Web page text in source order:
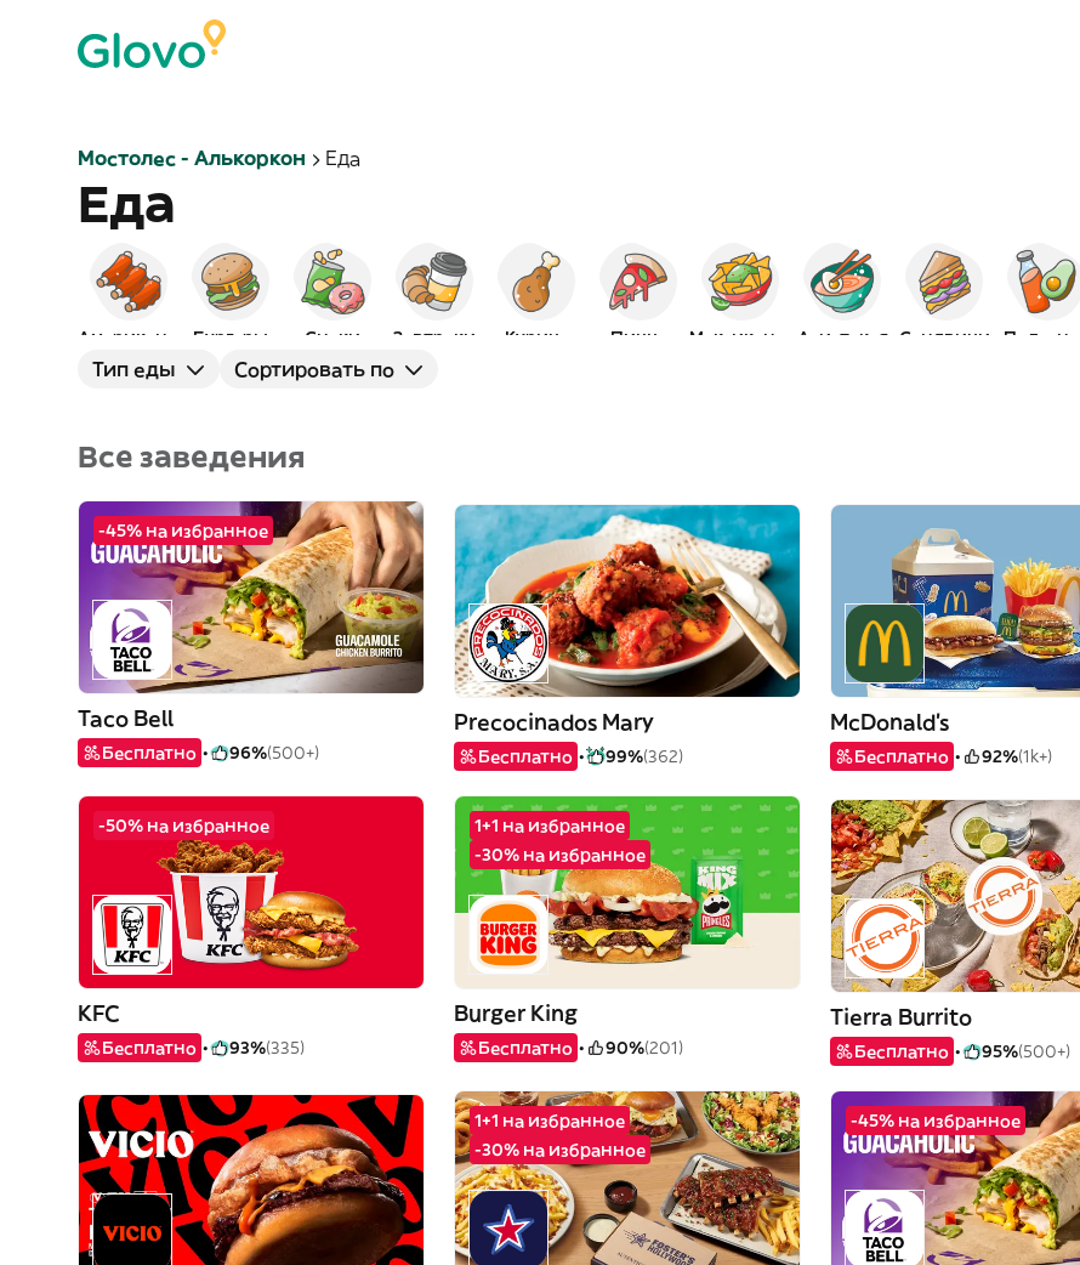
Мостолес - Алькоркон Еда
Еда
Бургеры Снэки Завтраки Курица Пицца Азиатская Сэндвичи Полезное
Тип еды Сортировать по
Все заведения
-45% на избранное
Taco Bell
Бесплатно 96%(500+)
Precocinados Mary
Бесплатно 99%(362)
McDonald's
Бесплатно 92%(1k+)
-50% на избранное
KFC
Бесплатно 93%(335)
1+1 на избранное
-30% на избранное
Burger King
Бесплатно 90%(201)
Tierra Burrito
Бесплатно 95%(500+)
1+1 на избранное
-30% на избранное
-45% на избранное